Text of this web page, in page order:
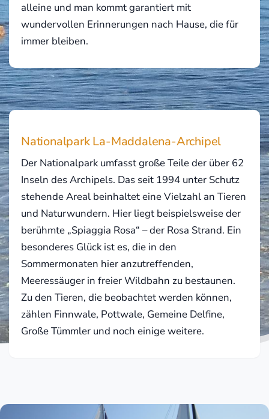
alleine und man kommt garantiert mit
wundervollen Erinnerungen nach Hause, die für
immer bleiben.
Nationalpark La-Maddalena-Archipel
Der Nationalpark umfasst große Teile der über 62
Inseln des Archipels. Das seit 1994 unter Schutz
stehende Areal beinhaltet eine Vielzahl an Tieren
und Naturwundern. Hier liegt beispielsweise der
berühmte „Spiaggia Rosa“ – der Rosa Strand. Ein
besonderes Glück ist es, die in den
Sommermonaten hier anzutreffenden,
Meeressäuger in freier Wildbahn zu bestaunen.
Zu den Tieren, die beobachtet werden können,
zählen Finnwale, Pottwale, Gemeine Delfine,
Große Tümmler und noch einige weitere.